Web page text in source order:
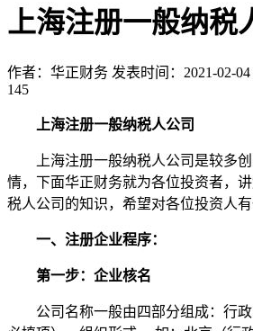
上海注册一般纳税
作者：华正财务 发表时间：2021-02-04
145
上海注册一般纳税人公司
上海注册一般纳税人公司是较多创
情，下面华正财务就为各位投资者，
税人公司的知识，希望对各位投资人有
一、注册企业程序：
第一步：企业核名
公司名称一般由四部分组成：行政